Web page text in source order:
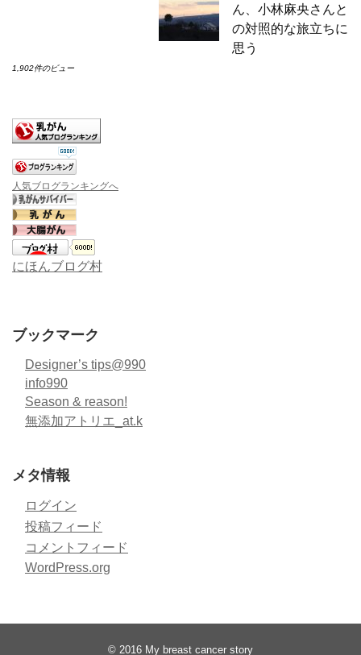
ん、小林麻央さんと
の対照的な旅立ちに
思う
1,902件のビュー
人気ブログランキングへ
にほんブログ村
ブックマーク
Designer’s tips@990
info990
Season & reason!
無添加アトリエ_at.k
メタ情報
ログイン
投稿フィード
コメントフィード
WordPress.org
© 2016 My breast cancer story